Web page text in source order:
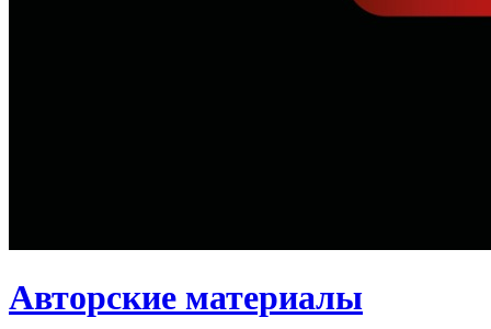
Авторские материалы